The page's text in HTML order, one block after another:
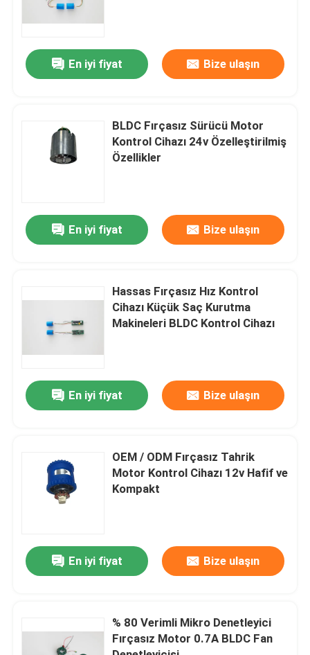
videolar
Hakkımızda
Kalite kontrol
Bir teklif isteği
DC Fırçasız Motor
En iyi fiyat Bize ulaşın
BLDC Fırçasız Sürücü Motor
Kontrol Cihazı 24v Özelleştirilmiş
Özellikler
En iyi fiyat Bize ulaşın
Hassas Fırçasız Hız Kontrol
Cihazı Küçük Saç Kurutma
Makineleri BLDC Kontrol Cihazı
En iyi fiyat Bize ulaşın
OEM / ODM Fırçasız Tahrik
Motor Kontrol Cihazı 12v Hafif ve
Kompakt
En iyi fiyat Bize ulaşın
% 80 Verimli Mikro Denetleyici
Fırçasız Motor 0.7A BLDC Fan